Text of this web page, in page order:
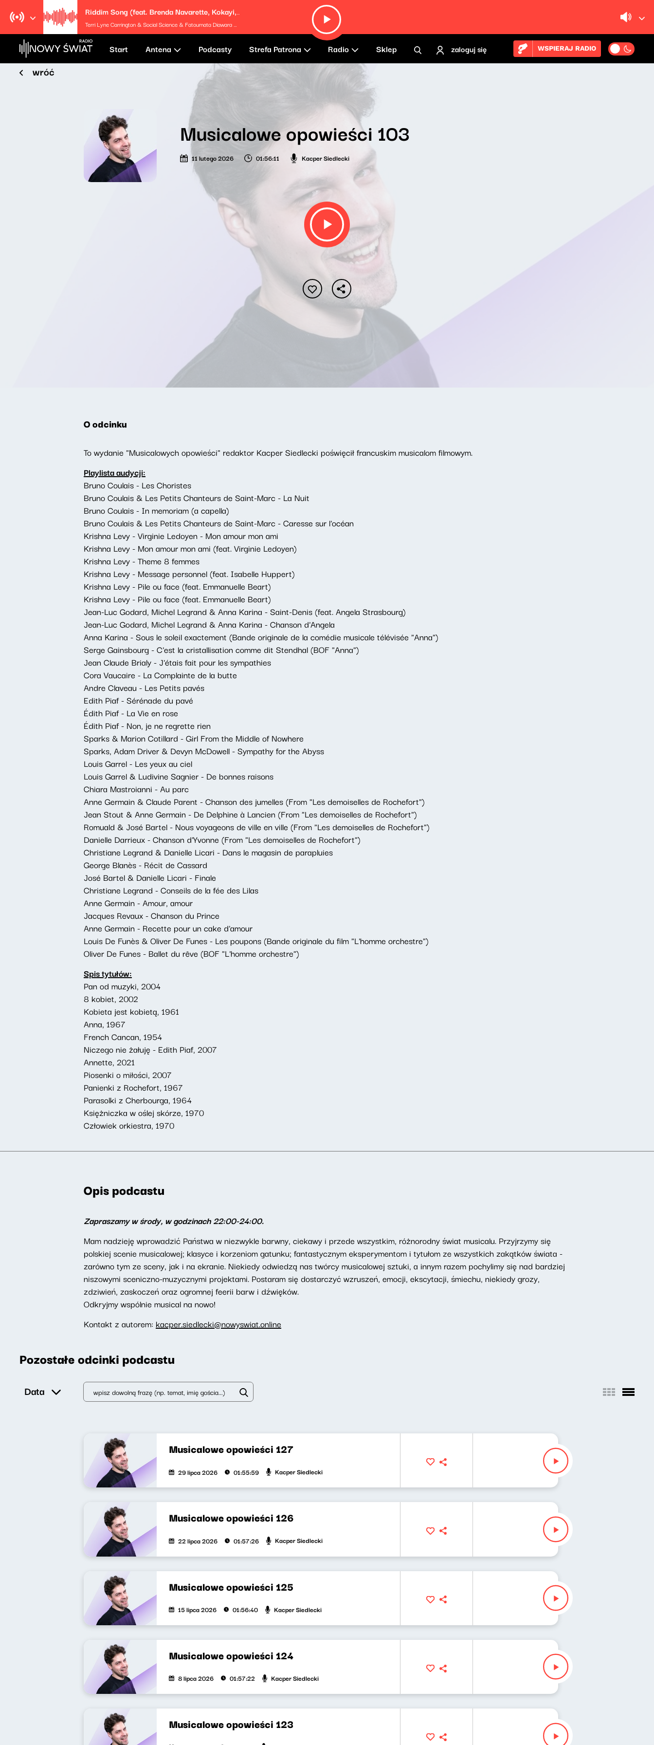
Riddim Song (feat. Brenda Navarette, Kokayi, Matthew Stevens & Morgan Guerin)
Terri Lyne Carrington & Social Science & Fatoumata Diawara & Debo Ray
Start Antena Podcasty Strefa Patrona Radio Sklep zaloguj się WSPIERAJ RADIO
wróć
Musicalowe opowieści 103
11 lutego 2026 01:56:11 Kacper Siedlecki
O odcinku
To wydanie "Musicalowych opowieści" redaktor Kacper Siedlecki poświęcił francuskim musicalom filmowym.
Playlista audycji:
Bruno Coulais - Les Choristes
Bruno Coulais & Les Petits Chanteurs de Saint-Marc - La Nuit
Bruno Coulais - In memoriam (a capella)
Bruno Coulais & Les Petits Chanteurs de Saint-Marc - Caresse sur l'océan
Krishna Levy - Virginie Ledoyen - Mon amour mon ami
Krishna Levy - Mon amour mon ami (feat. Virginie Ledoyen)
Krishna Levy - Theme 8 femmes
Krishna Levy - Message personnel (feat. Isabelle Huppert)
Krishna Levy - Pile ou face (feat. Emmanuelle Beart)
Krishna Levy - Pile ou face (feat. Emmanuelle Beart)
Jean-Luc Godard, Michel Legrand & Anna Karina - Saint-Denis (feat. Angela Strasbourg)
Jean-Luc Godard, Michel Legrand & Anna Karina - Chanson d'Angela
Anna Karina - Sous le soleil exactement (Bande originale de la comédie musicale télévisée "Anna")
Serge Gainsbourg - C'est la cristallisation comme dit Stendhal (BOF "Anna")
Jean Claude Brialy - J'étais fait pour les sympathies
Cora Vaucaire - La Complainte de la butte
Andre Claveau - Les Petits pavés
Edith Piaf - Sérénade du pavé
Édith Piaf - La Vie en rose
Édith Piaf - Non, je ne regrette rien
Sparks & Marion Cotillard - Girl From the Middle of Nowhere
Sparks, Adam Driver & Devyn McDowell - Sympathy for the Abyss
Louis Garrel - Les yeux au ciel
Louis Garrel & Ludivine Sagnier - De bonnes raisons
Chiara Mastroianni - Au parc
Anne Germain & Claude Parent - Chanson des jumelles (From "Les demoiselles de Rochefort")
Jean Stout & Anne Germain - De Delphine à Lancien (From "Les demoiselles de Rochefort")
Romuald & José Bartel - Nous voyageons de ville en ville (From "Les demoiselles de Rochefort")
Danielle Darrieux - Chanson d'Yvonne (From "Les demoiselles de Rochefort")
Christiane Legrand & Danielle Licari - Dans le magasin de parapluies
George Blanès - Récit de Cassard
José Bartel & Danielle Licari - Finale
Christiane Legrand - Conseils de la fée des Lilas
Anne Germain - Amour, amour
Jacques Revaux - Chanson du Prince
Anne Germain - Recette pour un cake d'amour
Louis De Funès & Oliver De Funes - Les poupons (Bande originale du film "L'homme orchestre")
Oliver De Funes - Ballet du rêve (BOF "L'homme orchestre")
Spis tytułów:
Pan od muzyki, 2004
8 kobiet, 2002
Kobieta jest kobietą, 1961
Anna, 1967
French Cancan, 1954
Niczego nie żałuję - Edith Piaf, 2007
Annette, 2021
Piosenki o miłości, 2007
Panienki z Rochefort, 1967
Parasolki z Cherbourga, 1964
Księżniczka w oślej skórze, 1970
Człowiek orkiestra, 1970
Opis podcastu
Zapraszamy w środy, w godzinach 22:00-24:00.
Mam nadzieję wprowadzić Państwa w niezwykle barwny, ciekawy i przede wszystkim, różnorodny świat musicalu. Przyjrzymy się
polskiej scenie musicalowej; klasyce i korzeniom gatunku; fantastycznym eksperymentom i tytułom ze wszystkich zakątków świata -
zarówno tym ze sceny, jak i na ekranie. Niekiedy odwiedzą nas twórcy musicalowej sztuki, a innym razem pochylimy się nad bardziej
niszowymi sceniczno-muzycznymi projektami. Postaram się dostarczyć wzruszeń, emocji, ekscytacji, śmiechu, niekiedy grozy,
zdziwień, zaskoczeń oraz ogromnej feerii barw i dźwięków.
Odkryjmy wspólnie musical na nowo!
Kontakt z autorem: kacper.siedlecki@nowyswiat.online
Pozostałe odcinki podcastu
Data
Musicalowe opowieści 127
29 lipca 2026 01:55:59 Kacper Siedlecki
Musicalowe opowieści 126
22 lipca 2026 01:57:26 Kacper Siedlecki
Musicalowe opowieści 125
15 lipca 2026 01:56:40 Kacper Siedlecki
Musicalowe opowieści 124
8 lipca 2026 01:57:22 Kacper Siedlecki
Musicalowe opowieści 123